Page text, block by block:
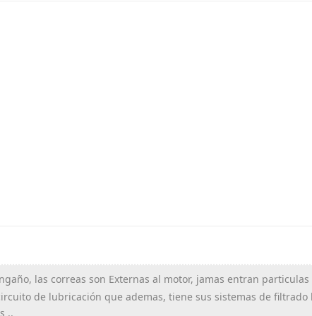
las correas son Externas al motor, jamas entran particulas
de lubricación que ademas, tiene sus sistemas de filtrado
..